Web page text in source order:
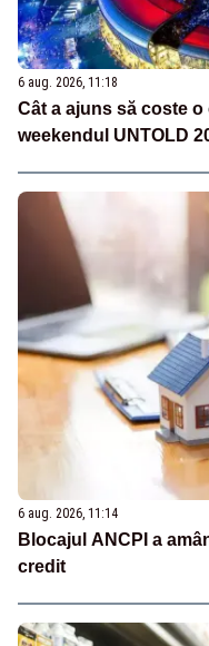
6 aug. 2026, 11:18
Cât a ajuns să coste
weekendul UNTOLD
6 aug. 2026, 11:14
Blocajul ANCPI a
credit